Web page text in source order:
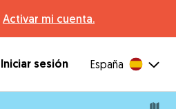
Activar mi cuenta.
Iniciar sesión España